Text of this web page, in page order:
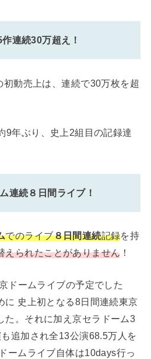
連続30万超え！
初動売上は、連続で30万枚を超
9年ぶり、史上2組目の記録達
連続８日間ライブ！
でのライブ８日間連続記録を持
えられたことがありません ！
ドームライブの予定でした
に 史上初となる8日間連続東京
た。それに加え京セラドーム3
追加され全13公演68.5万人を
ームライブ自体は10days行っ